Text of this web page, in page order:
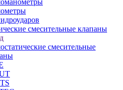
смесительные клапаны
смесительные